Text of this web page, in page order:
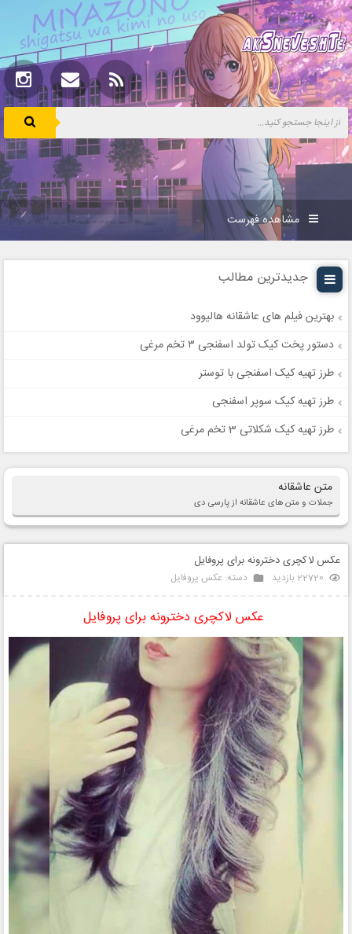
مشاهده فهرست
جدیدترین مطالب
بهترین فیلم های عاشقانه هالیوود
دستور پخت کیک تولد اسفنجی ۳ تخم مرغی
طرز تهیه کیک اسفنجی با توستر
طرز تهیه کیک سوپر اسفنجی
طرز تهیه کیک شکلاتی 3 تخم مرغی
متن عاشقانه
جملات و متن های عاشقانه از پارسی دی
عکس لاکچری دخترونه برای پروفایل
22720 بازدید دسته: عکس پروفایل
عکس لاکچری دخترونه برای پروفایل